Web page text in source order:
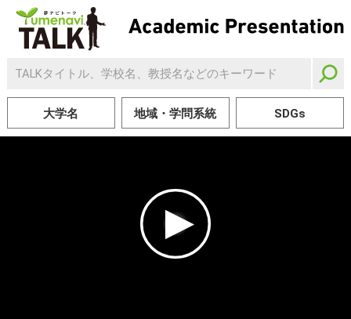
大学名 地域・学問系統 SDGs